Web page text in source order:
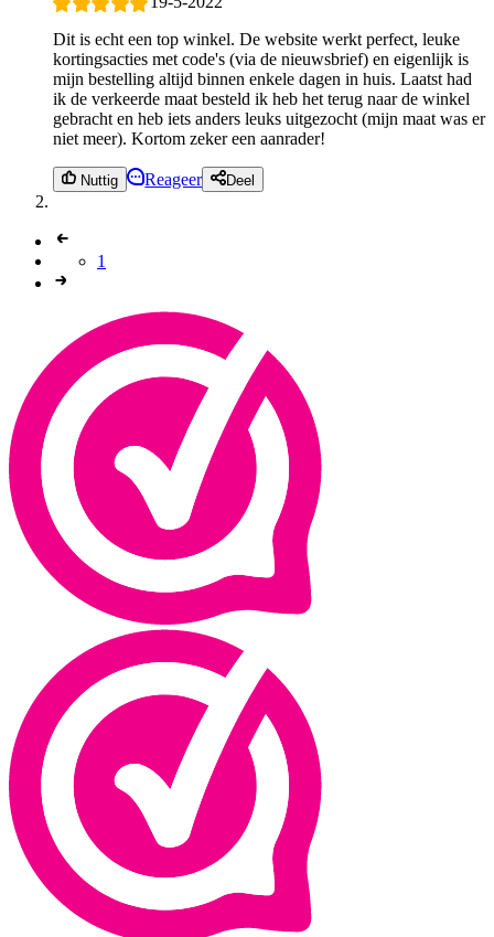
Dit is echt een top winkel. De website werkt perfect, leuke
kortingsacties met code's (via de nieuwsbrief) en eigenlijk is
mijn bestelling altijd binnen enkele dagen in huis. Laatst had
ik de verkeerde maat besteld ik heb het terug naar de winkel
gebracht en heb iets anders leuks uitgezocht (mijn maat was er
niet meer). Kortom zeker een aanrader!
Nuttig Reageer Deel
1